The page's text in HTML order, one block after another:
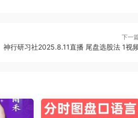
下一
神行研习社2025.8.11直播 尾盘选股法 1视